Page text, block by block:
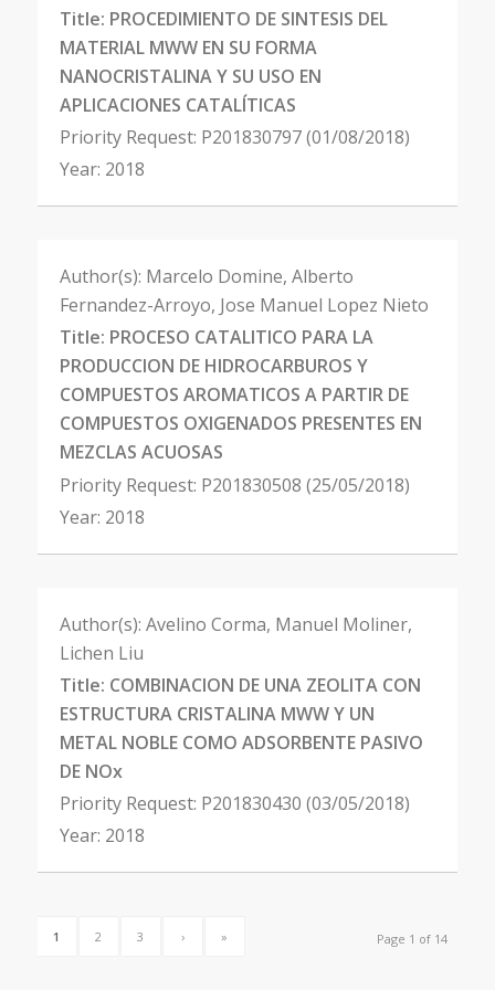
Title: PROCEDIMIENTO DE SINTESIS DEL
MATERIAL MWW EN SU FORMA
NANOCRISTALINA Y SU USO EN
APLICACIONES CATALÍTICAS
Priority Request: P201830797 (01/08/2018)
Year: 2018
Author(s): Marcelo Domine, Alberto
Fernandez-Arroyo, Jose Manuel Lopez Nieto
Title: PROCESO CATALITICO PARA LA
PRODUCCION DE HIDROCARBUROS Y
COMPUESTOS AROMATICOS A PARTIR DE
COMPUESTOS OXIGENADOS PRESENTES EN
MEZCLAS ACUOSAS
Priority Request: P201830508 (25/05/2018)
Year: 2018
Author(s): Avelino Corma, Manuel Moliner,
Lichen Liu
Title: COMBINACION DE UNA ZEOLITA CON
ESTRUCTURA CRISTALINA MWW Y UN
METAL NOBLE COMO ADSORBENTE PASIVO
DE NOx
Priority Request: P201830430 (03/05/2018)
Year: 2018
Page 1 of 14
1 2 3 › »